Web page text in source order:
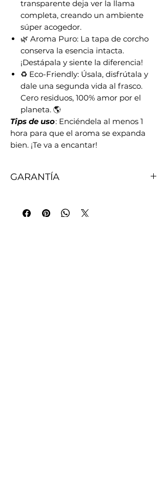
transparente deja ver la llama
completa, creando un ambiente
súper acogedor.
🌿 Aroma Puro: La tapa de corcho
conserva la esencia intacta.
¡Destápala y siente la diferencia!
♻️ Eco-Friendly: Úsala, disfrútala y
dale una segunda vida al frasco.
Cero residuos, 100% amor por el
planeta. 🌎
Tips de uso: Enciéndela al menos 1
hora para que el aroma se expanda
bien. ¡Te va a encantar!
GARANTÍA
Luego de realizar tu compra online
tienes 7 días para solicitar el cambio